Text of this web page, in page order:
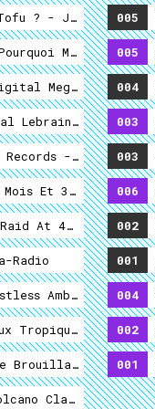
Et Mon Cul C'est Du Tofu ? -
Me Réveiller,
Megamix 2015
Lebrain - Succès
- Chamade
Et 30 Jours
At 4 A.m.
Radio
Ambition
Tropiques
Brouillard Givrant
Classics
005
005
004
003
003
006
002
001
004
002
001